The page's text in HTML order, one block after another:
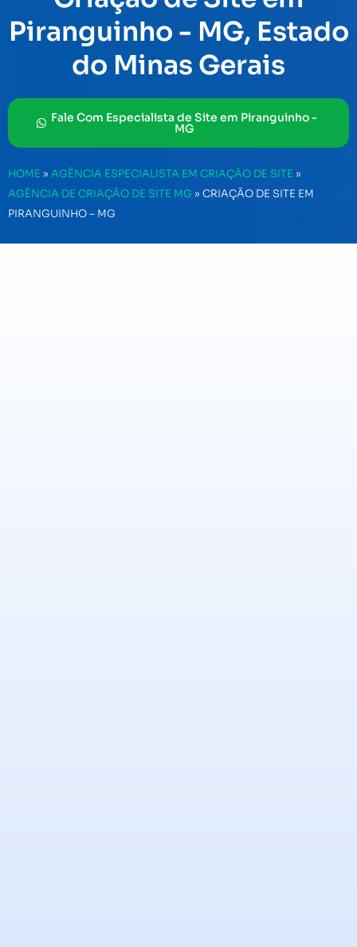
Piranguinho - MG, Estado
do Minas Gerais
Fale Com Especialista de Site em Piranguinho -
MG
HOME » AGÊNCIA ESPECIALISTA EM CRIAÇÃO DE SITE »
AGÊNCIA DE CRIAÇÃO DE SITE MG » CRIAÇÃO DE SITE EM
PIRANGUINHO – MG